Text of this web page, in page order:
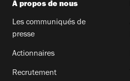
A propos de nous
Les communiqués de
presse
Actionnaires
Recrutement